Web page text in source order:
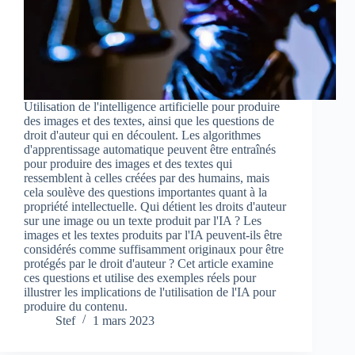
Utilisation de l'intelligence artificielle pour produire
des images et des textes, ainsi que les questions de
droit d'auteur qui en découlent. Les algorithmes
d'apprentissage automatique peuvent être entraînés
pour produire des images et des textes qui
ressemblent à celles créées par des humains, mais
cela soulève des questions importantes quant à la
propriété intellectuelle. Qui détient les droits d'auteur
sur une image ou un texte produit par l'IA ? Les
images et les textes produits par l'IA peuvent-ils être
considérés comme suffisamment originaux pour être
protégés par le droit d'auteur ? Cet article examine
ces questions et utilise des exemples réels pour
illustrer les implications de l'utilisation de l'IA pour
produire du contenu.
Stef
1 mars 2023